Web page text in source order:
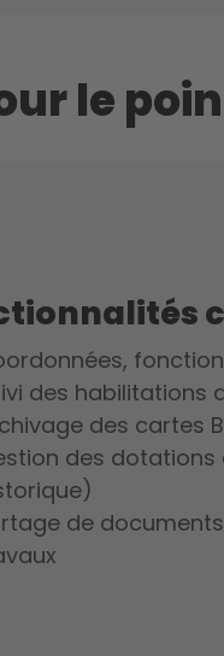
le
des habilitations
des cartes
des dotations
de